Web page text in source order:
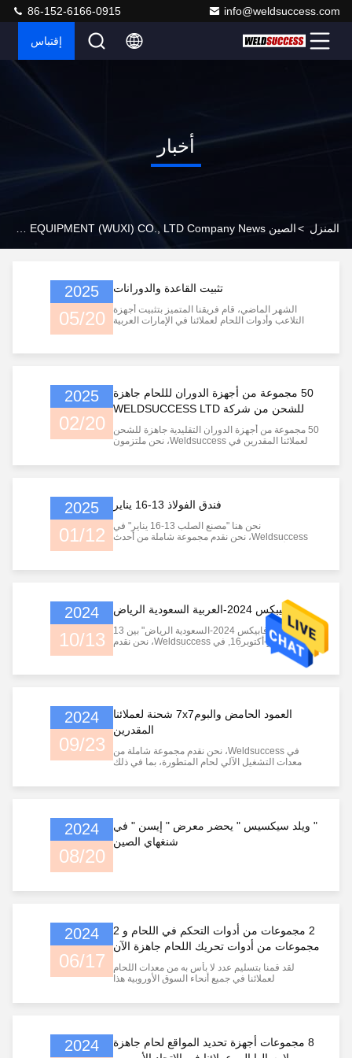
info@weldsuccess.com
86-152-6166-0915
إقتباس
أخبار
المنزل >
تثبيت القاعدة والدورانات
الشهر الماضي، قام فريقنا المتميز بتثبيت أجهزة
التلاعب وأدوات اللحام لعملائنا في الإمارات العربية
والغاز ودعم المنصات وخزانات التخزين والناقلات
2025
05/20
50 مجموعة من أجهزة الدوران لللحام جاهزة
للشحن من شركة WELDSUCCESS LTD
50 مجموعة من أجهزة الدوران التقليدية جاهزة للشحن
لعملائنا المقدرين في Weldsuccess، نحن ملتزمون
الخاصة بك بدقة وكفاءة.
2025
02/20
فندق الفولاذ 13-16 يناير
نحن هنا "مصنع الصلب 13-16 يناير" في
Weldsuccess، نحن نقدم مجموعة شاملة من أحدث
كيف يمكننا إحداث ثورة في عملية لحامكم!
2025
01/12
فيبكس 2024-العربية السعودية الرياض
نحن هنا "فابيكس 2024-السعودية الرياض" بين 13
أكتوبر-أكتوبر16, في Weldsuccess، نحن نقدم
مجموعة شاملة من أحدث معدات الأتمتة لحام، بما في
ذلك محولات لحام، المواقع ومعالجات العمود. مرحبا
بكم في كشكنا ودعونا نناقش كيف يمكننا إحداث ثورة
2024
10/13
العمود الحامض والبوم7x7 شحنة لعملائنا
المقدرين
في Weldsuccess، نحن نقدم مجموعة شاملة من
معدات التشغيل الآلي لحام المتطورة، بما في ذلك
كيف يمكننا إحداث ثورة في عملية اللحام الخاصة بك!
2024
09/23
" ويلد سيكسيس " يحضر معرض " إيسن " في
شنغهاي الصين
2024
08/20
2 مجموعات من أدوات التحكم في اللحام و 2
مجموعات من أدوات تحريك اللحام جاهزة الآن
لتسليمها للعملاء
لقد قمنا بتسليم عدد لا بأس به من معدات اللحام
لعملائنا في جميع أنحاء السوق الأوروبية هذا
معدات لحامنا. في Weldsuccess، نحن نقدم مجموعة
نناقش كيف يمكننا إحداث ثورة في عملية اللحام
الخاصة بك!
2024
06/17
8 مجموعات أجهزة تحديد المواقع لحام جاهزة
2024